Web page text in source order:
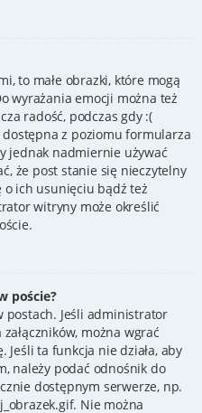
to małe obrazki, które mogą
wyrażania emocji można też
radość, podczas gdy :(
z poziomu formularza
jednak nadmiernie używać
że post stanie się nieczytelny
ich usunięciu bądź też
witryny może określić
poście?
postach. Jeśli administrator
można wgrać
ta funkcja nie działa, aby
należy podać odnośnik do
dostępnym serwerze, np.
Nie można